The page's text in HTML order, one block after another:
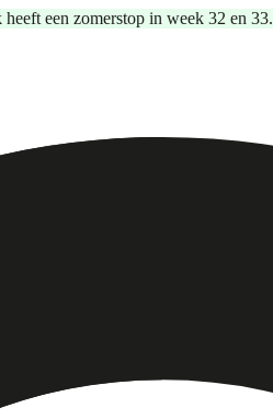
een zomerstop in week 32 en 33.